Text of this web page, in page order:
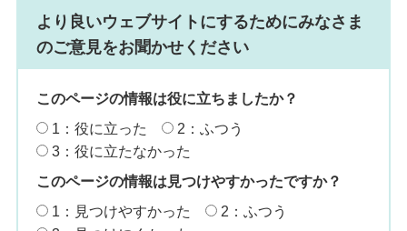
より良いウェブサイトにするためにみなさま
のご意見をお聞かせください
このページの情報は役に立ちましたか？
1：役に立った
2：ふつう
3：役に立たなかった
このページの情報は見つけやすかったですか？
1：見つけやすかった
2：ふつう